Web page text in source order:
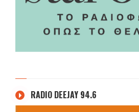
RADIO DEEJAY 94.6